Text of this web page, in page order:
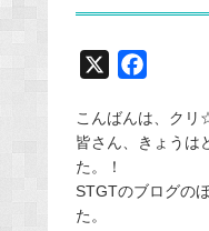
c
e
b
こんばんは、クリ
皆さん、きょうは
た。！
STGTのブログの
た。